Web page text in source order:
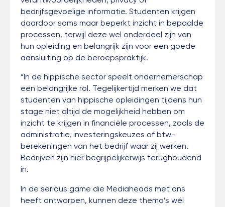
bedrijfsgevoelige informatie. Studenten krijgen
daardoor soms maar beperkt inzicht in bepaalde
processen, terwijl deze wel onderdeel zijn van
hun opleiding en belangrijk zijn voor een goede
aansluiting op de beroepspraktijk.
“In de hippische sector speelt ondernemerschap
een belangrijke rol. Tegelijkertijd merken we dat
studenten van hippische opleidingen tijdens hun
stage niet altijd de mogelijkheid hebben om
inzicht te krijgen in financiële processen, zoals de
administratie, investeringskeuzes of btw-
berekeningen van het bedrijf waar zij werken.
Bedrijven zijn hier begrijpelijkerwijs terughoudend
in.
In de serious game die Mediaheads met ons
heeft ontworpen, kunnen deze thema’s wél